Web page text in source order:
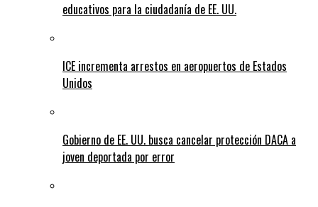
educativos para la ciudadanía de EE. UU.
ICE incrementa arrestos en aeropuertos de Estados
Unidos
Gobierno de EE. UU. busca cancelar protección DACA a
joven deportada por error